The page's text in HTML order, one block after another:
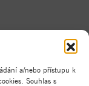
a/nebo přístupu k
Souhlas s